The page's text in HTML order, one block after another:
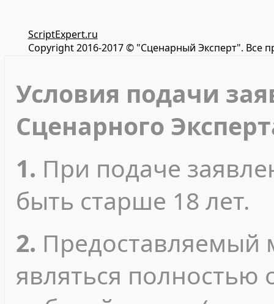
ScriptExpert.ru
Copyright 2016-2017 © "Сценарный Эксперт". Все
Условия подачи
Сценарного
1. При подаче
быть старше 18 лет.
2. Предоставляемый
являться полностью